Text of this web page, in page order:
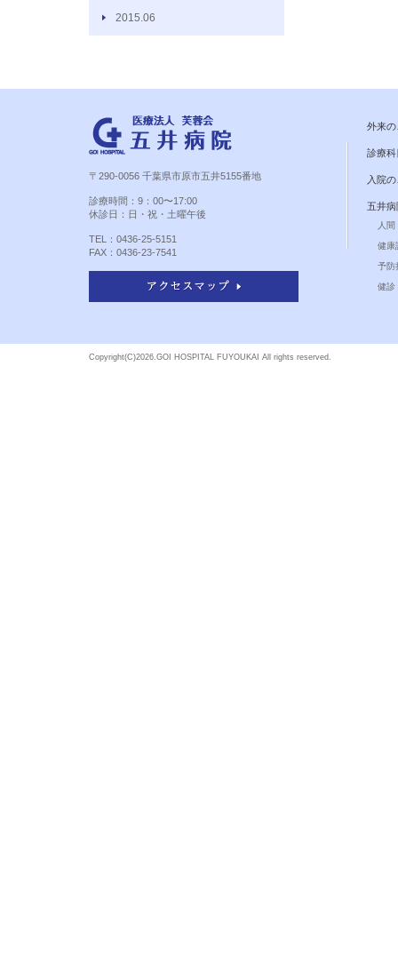
2015.06
〒290-0056 千葉県市原市五井5155番地
診療時間：9：00〜17:00
休診日：日・祝・土曜午後
TEL：0436-25-5151
FAX：0436-23-7541
外来
診療
入院
五井
人
健康
予防
健診
Copyright(C)2026.GOI HOSPITAL FUYOUKAI All rights reserved.